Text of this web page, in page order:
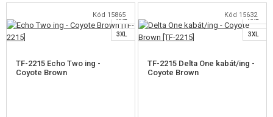
OUTDOOR, BUSHCRAFT
ÉLELMISZER
VÁLASSZON MÉRETET VÁLASSZON MÉRETET
Kód 15865
3XL
XXL
XL
TF-2215 Echo Two ing -
Coyote Brown
Kód 15632
3XL
XXL
XL
TF-2215 Delta One kabát/ing -
Coyote Brown